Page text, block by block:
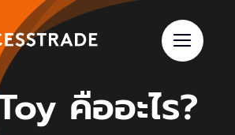
คืออะไร?